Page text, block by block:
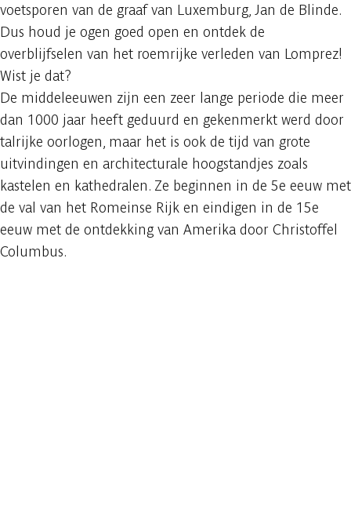
voetsporen van de graaf van Luxemburg, Jan de Blinde.
Dus houd je ogen goed open en ontdek de
overblijfselen van het roemrijke verleden van Lomprez!
Wist je dat?
De middeleeuwen zijn een zeer lange periode die meer
dan 1000 jaar heeft geduurd en gekenmerkt werd door
talrijke oorlogen, maar het is ook de tijd van grote
uitvindingen en architecturale hoogstandjes zoals
kastelen en kathedralen. Ze beginnen in de 5e eeuw met
de val van het Romeinse Rijk en eindigen in de 15e
eeuw met de ontdekking van Amerika door Christoffel
Columbus.